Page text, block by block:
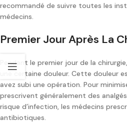
recommandé de suivre toutes les
médecins.
Premier Jour Après La
Pendant le premier jour de la
une certaine douleur. Cette douleur
avez subi une opération. Pour
prescrivent généralement des
risque d’infection, les médecins
antibiotiques.